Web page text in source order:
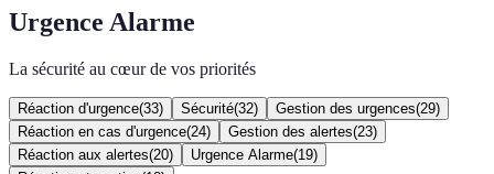
Urgence Alarme
La sécurité au cœur de vos priorités
Réaction d'urgence(33) Sécurité(32) Gestion des urgences(29)
Réaction en cas d'urgence(24) Gestion des alertes(23)
Réaction aux alertes(20) Urgence Alarme(19)